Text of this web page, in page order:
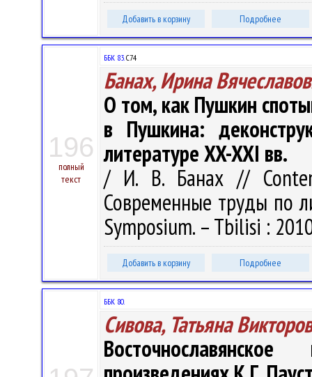
Добавить в корзину Подробнее
196
полный
текст
ББК 83.С74
Банах, Ирина
О том, как Пушкин
в Пушкина:
литературе XX-XXI вв.
/ И. В. Банах //
Современные труды по
Symposium. – Tbilisi :
Добавить в корзину Подробнее
ББК 80.
Сивова, Татьяна